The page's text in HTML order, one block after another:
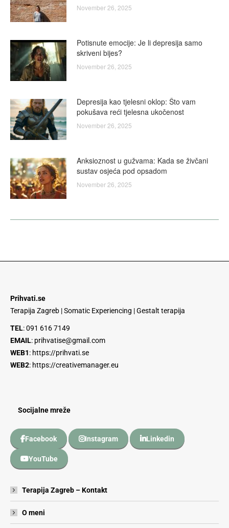
November 26, 2025
Potisnute emocije: Je li depresija samo
skriveni bijes?
November 26, 2025
Depresija kao tjelesni oklop: Što vam
pokušava reći tjelesna ukočenost
November 26, 2025
Anksioznost u gužvama: Kada se živčani
sustav osjeća pod opsadom
November 26, 2025
Prihvati.se
Terapija Zagreb | Somatic Experiencing | Gestalt terapija
TEL:091 616 7149
EMAIL: prihvatise@gmail.com
WEB1: https://prihvati.se
WEB2: https://creativemanager.eu
Socijalne mreže
Facebook Instagram Linkedin
YouTube
Terapija Zagreb – Kontakt
O meni